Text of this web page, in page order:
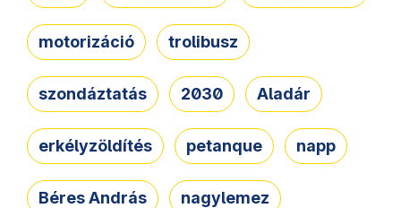
motorizáció trolibusz
szondáztatás 2030 Aladár
erkélyzöldítés petanque napp
Béres András nagylemez